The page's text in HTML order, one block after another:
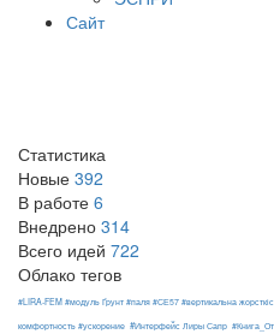
Сайт
Статистика
Новые 392
В работе 6
Внедрено 314
Всего идей 722
Облако тегов
#LIRA-FEM #модуль Ґрунт #паля #СЕ57 #вертикальна
комфортность #ускорение #Интерфейс Лиры Сапр